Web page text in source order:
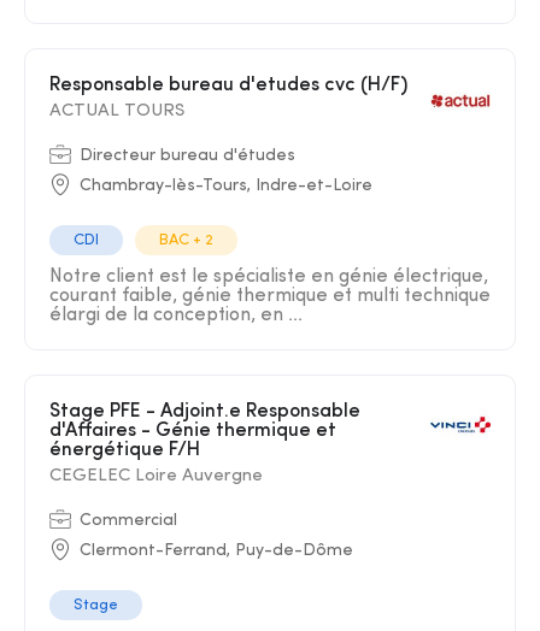
Responsable bureau d'etudes cvc (H/F)
ACTUAL TOURS
Directeur bureau d'études
Chambray-lès-Tours, Indre-et-Loire
CDI BAC + 2
Notre client est le spécialiste en génie électrique,
courant faible, génie thermique et multi technique
élargi de la conception, en ...
Stage PFE - Adjoint.e Responsable
d'Affaires - Génie thermique et
énergétique F/H
CEGELEC Loire Auvergne
Commercial
Clermont-Ferrand, Puy-de-Dôme
Stage